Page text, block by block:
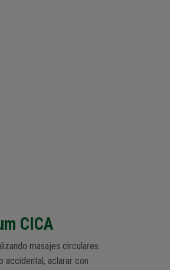
CICA
masajes circulares.
accidental, aclarar con